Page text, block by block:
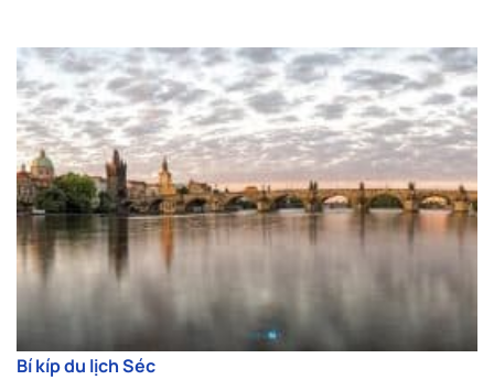
Bí kíp du lịch Séc